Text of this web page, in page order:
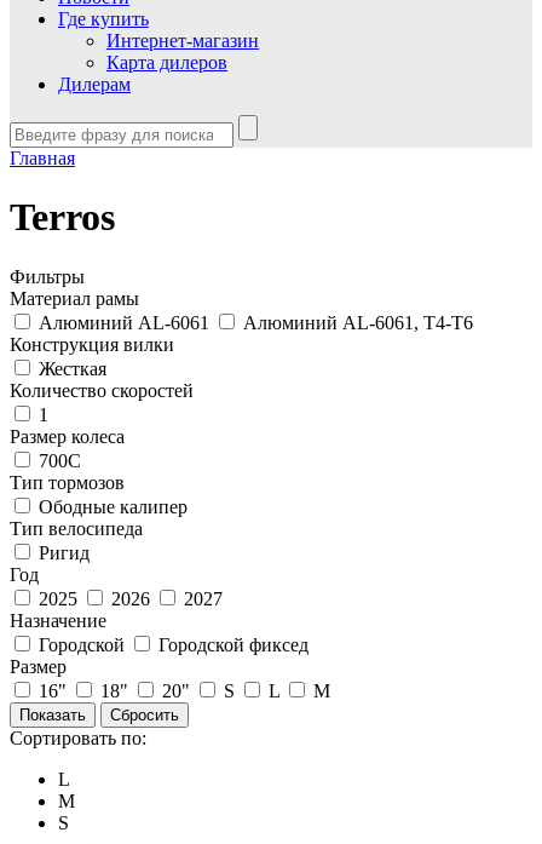
Где купить
Интернет-магазин
Карта дилеров
Дилерам
Главная
Terros
Фильтры
Материал рамы
Алюминий AL-6061
Алюминий AL-6061, T4-T6
Конструкция вилки
Жесткая
Количество скоростей
1
Размер колеса
700С
Тип тормозов
Ободные калипер
Тип велосипеда
Ригид
Год
2025
2026
2027
Назначение
Городской
Городской фиксед
Размер
16"
18" 20" S L M
Сортировать по:
L
M
S